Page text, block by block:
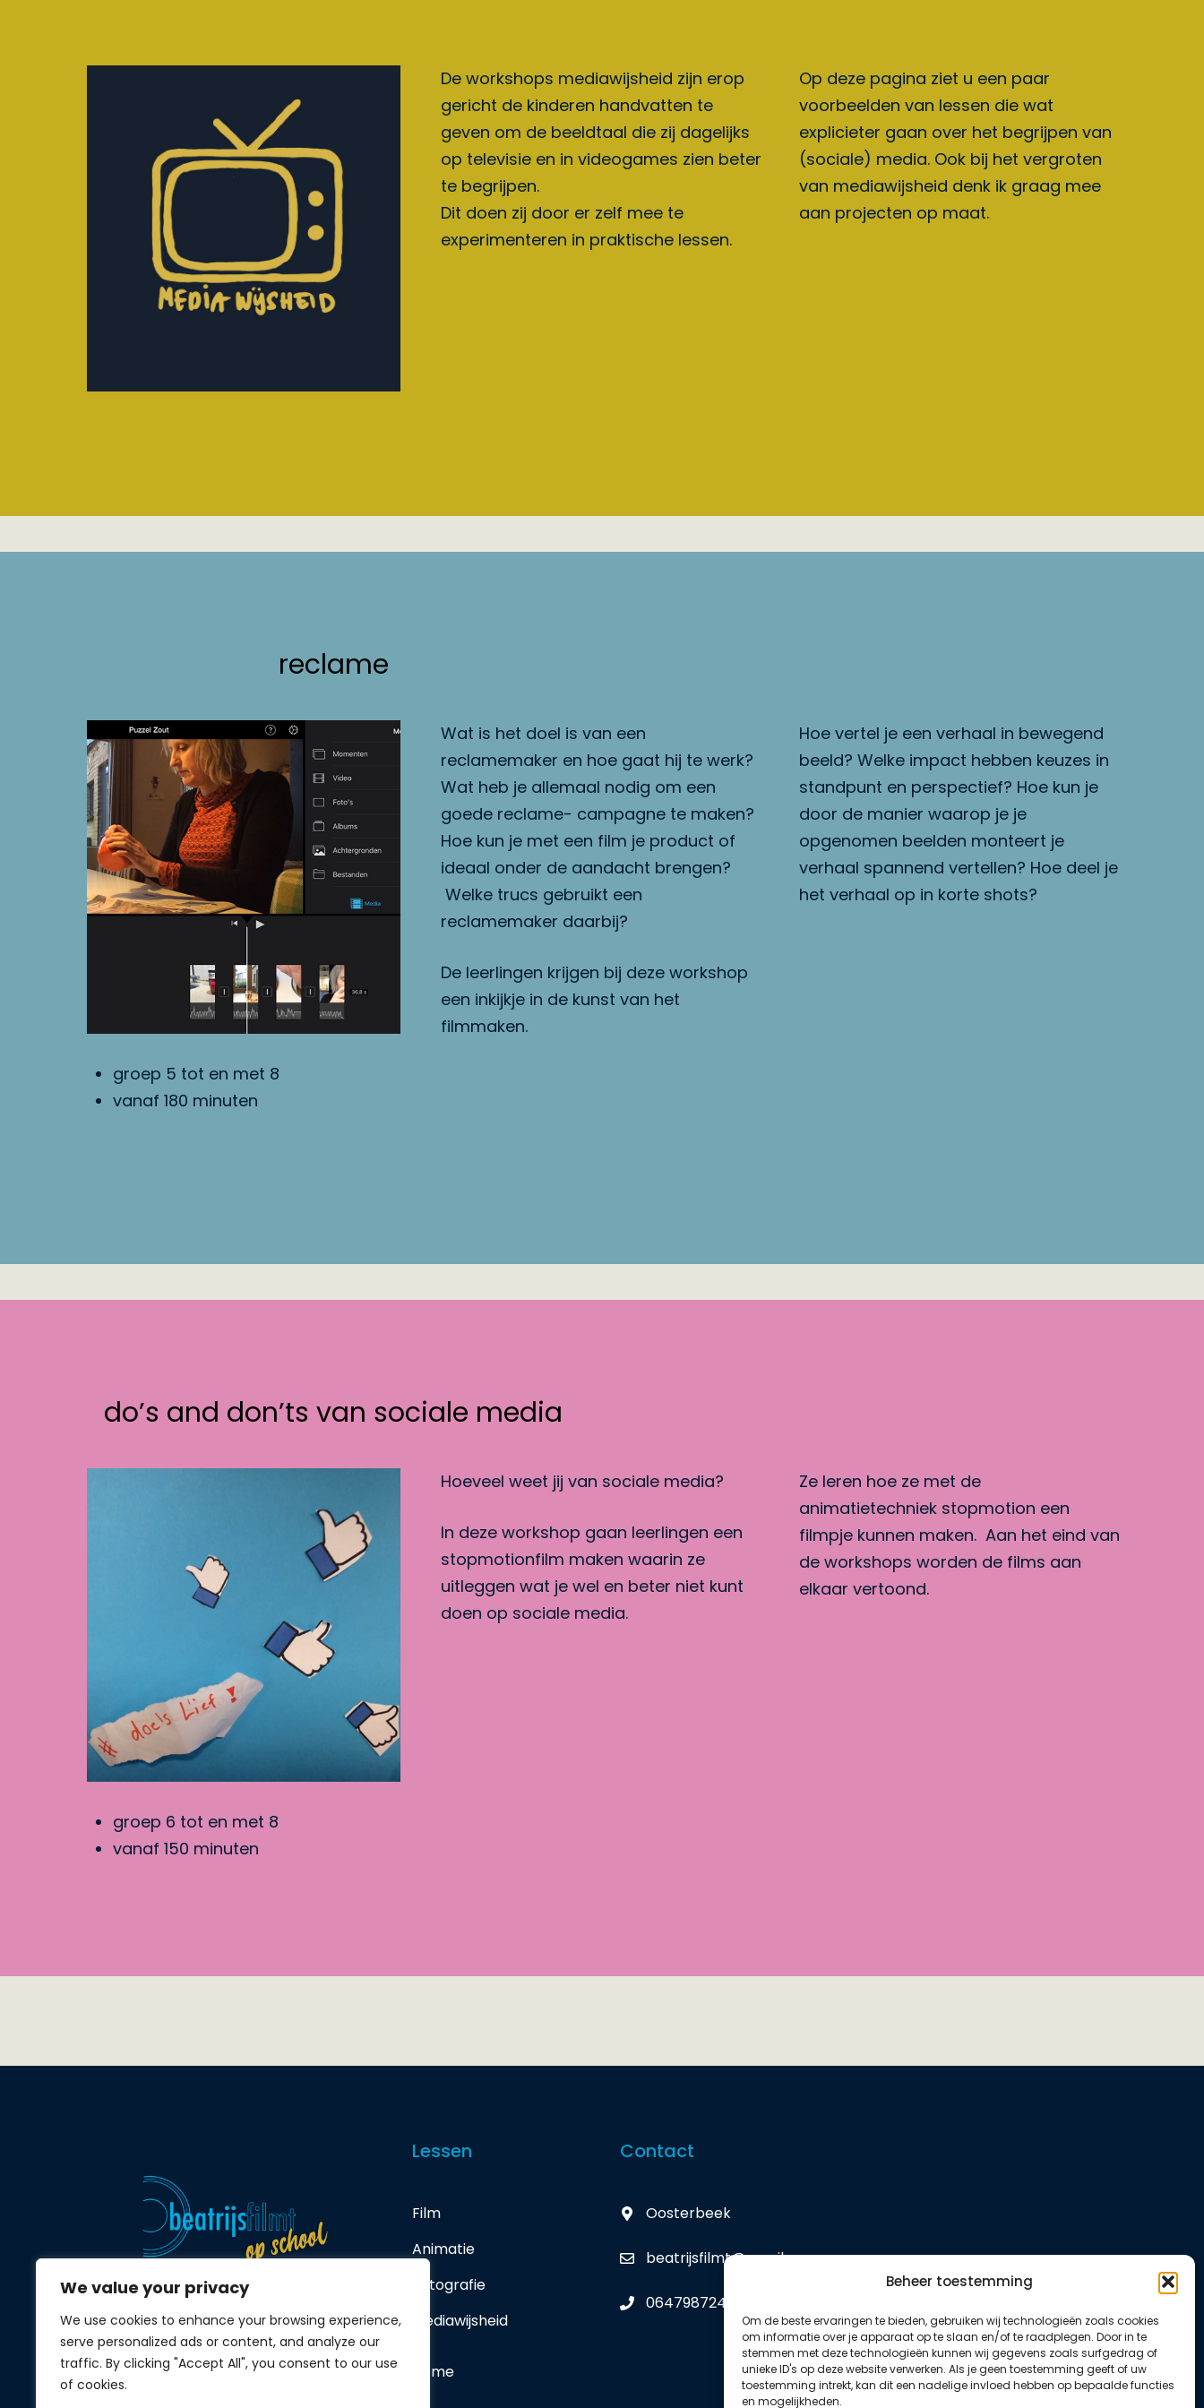
We value your privacy
We use cookies to enhance your browsing experience,
serve personalized ads or content, and analyze our
traffic. By clicking "Accept All", you consent to our use
of cookies.
Beheer toestemming
Om de beste ervaringen te bieden, gebruiken wij technologieën zoals cookies
om informatie over je apparaat op te slaan en/of te raadplegen. Door in te
stemmen met deze technologieën kunnen wij gegevens zoals surfgedrag of
unieke ID's op deze website verwerken. Als je geen toestemming geeft of uw
toestemming intrekt, kan dit een nadelige invloed hebben op bepaalde functies
en mogelijkheden.
De workshops mediawijsheid zijn erop
gericht de kinderen handvatten te
geven om de beeldtaal die zij dagelijks
op televisie en in videogames zien beter
te begrijpen.
Dit doen zij door er zelf mee te
experimenteren in praktische lessen.
Op deze pagina ziet u een paar
voorbeelden van lessen die wat
explicieter gaan over het begrijpen van
(sociale) media. Ook bij het vergroten
van mediawijsheid denk ik graag mee
aan projecten op maat.
reclame
groep 5 tot en met 8
vanaf 180 minuten
Wat is het doel is van een
reclamemaker en hoe gaat hij te werk?
Wat heb je allemaal nodig om een
goede reclame- campagne te maken?
Hoe kun je met een film je product of
ideaal onder de aandacht brengen?
Welke trucs gebruikt een
reclamemaker daarbij?
De leerlingen krijgen bij deze workshop
een inkijkje in de kunst van het
filmmaken.
Hoe vertel je een verhaal in bewegend
beeld? Welke impact hebben keuzes in
standpunt en perspectief? Hoe kun je
door de manier waarop je je
opgenomen beelden monteert je
verhaal spannend vertellen? Hoe deel je
het verhaal op in korte shots?
do’s and don’ts van sociale media
groep 6 tot en met 8
vanaf 150 minuten
Hoeveel weet jij van sociale media?
In deze workshop gaan leerlingen een
stopmotionfilm maken waarin ze
uitleggen wat je wel en beter niet kunt
doen op sociale media.
Ze leren hoe ze met de
animatietechniek stopmotion een
filmpje kunnen maken. Aan het eind van
de workshops worden de films aan
elkaar vertoond.
Audiovisuele projecten binnen primair
en voortgezet onderwijs.
Lessen
Film
Animatie
Fotografie
Mediawijsheid
Home
Contact
Oosterbeek
beatrijsfilmt@gmail.com
0647987247